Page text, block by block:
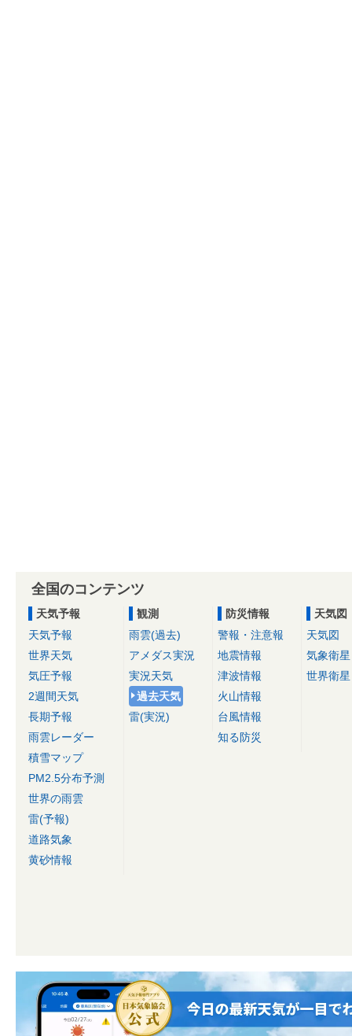
全国のコンテンツ
天気予報
天気予報
世界天気
気圧予報
2週間天気
長期予報
雨雲レーダー
積雪マップ
PM2.5分布予測
世界の雨雲
雷(予報)
道路気象
黄砂情報
観測
雨雲(過去)
アメダス実況
実況天気
過去天気
雷(実況)
防災情報
警報・注意報
地震情報
津波情報
火山情報
台風情報
知る防災
天気図
天気図
気象衛星
世界衛星